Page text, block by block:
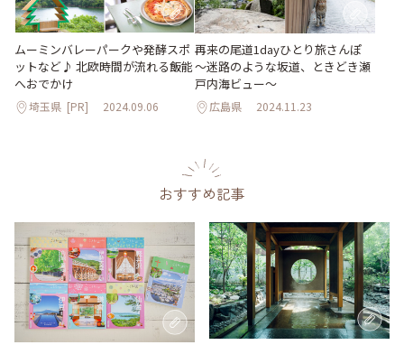
ムーミンバレーパークや発酵スポ
ットなど♪ 北欧時間が流れる飯能
へおでかけ
埼玉県 [PR] 2024.09.06
再来の尾道1dayひとり旅さんぽ
～迷路のような坂道、ときどき瀬
戸内海ビュー～
広島県 2024.11.23
おすすめ記事